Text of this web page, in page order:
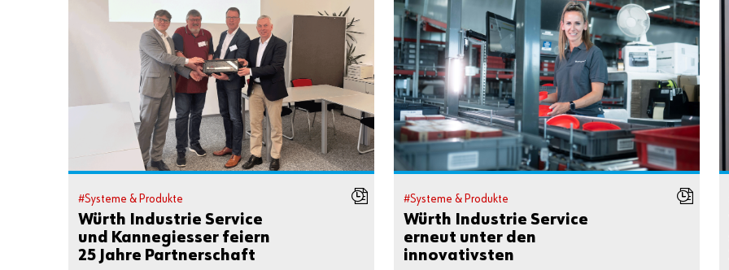
#Systeme & Produkte
Würth Industrie Service
und Kannegiesser feiern
25 Jahre Partnerschaft
#Systeme & Produkte
Würth Industrie Service
erneut unter den
innovativsten